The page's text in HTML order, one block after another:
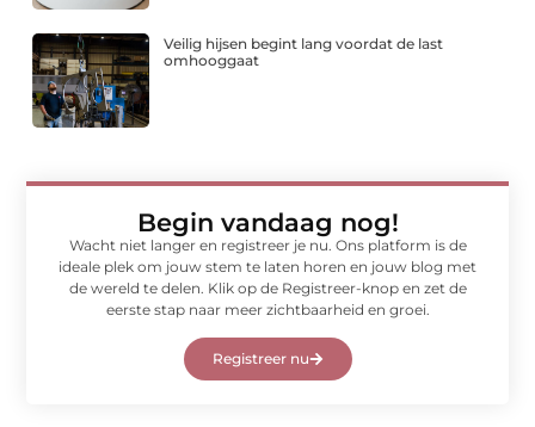
Veilig hijsen begint lang voordat de last
omhooggaat
Begin vandaag nog!
Wacht niet langer en registreer je nu. Ons platform is de
ideale plek om jouw stem te laten horen en jouw blog met
de wereld te delen. Klik op de Registreer-knop en zet de
eerste stap naar meer zichtbaarheid en groei.
Registreer nu